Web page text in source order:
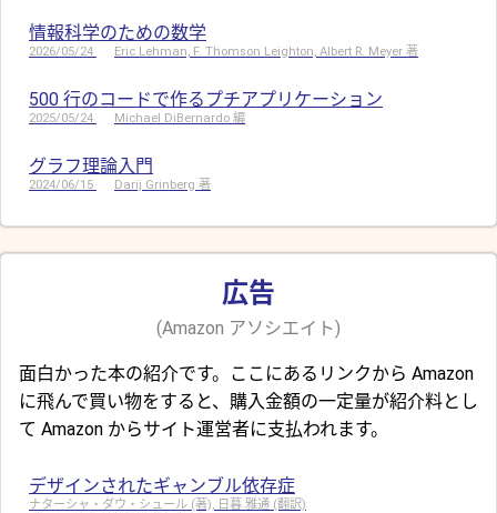
情報科学のための数学
2026/05/24 Eric Lehman, F. Thomson Leighton, Albert R. Meyer 著
500 行のコードで作るプチアプリケーション
2025/05/24 Michael DiBernardo 編
グラフ理論入門
2024/06/15 Darij Grinberg 著
広告
(Amazon アソシエイト)
面白かった本の紹介です。ここにあるリンクから Amazon
に飛んで買い物をすると、購入金額の一定量が紹介料とし
て Amazon からサイト運営者に支払われます。
デザインされたギャンブル依存症
ナターシャ・ダウ・シュール (著), 日暮 雅通 (翻訳)